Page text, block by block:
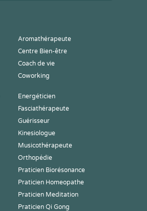
Aromathérapeute
Centre Bien-être
Coach de vie
Coworking
Energéticien
Fasciathérapeute
Guérisseur
Kinesiologue
Musicothérapeute
Orthopédie
Praticien Biorésonance
Praticien Homeopathe
Praticien Meditation
Praticien Qi Gong